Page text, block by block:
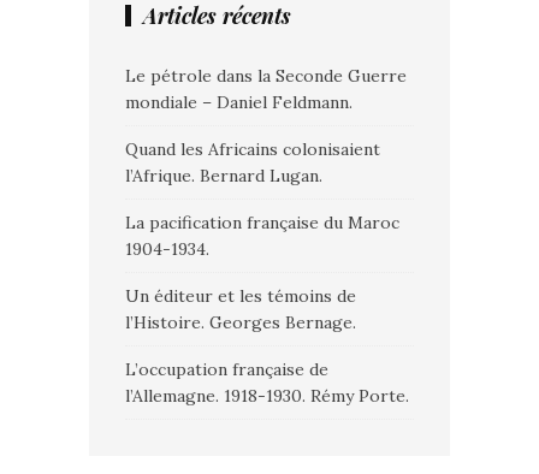
Articles récents
Le pétrole dans la Seconde Guerre
mondiale – Daniel Feldmann.
Quand les Africains colonisaient
l’Afrique. Bernard Lugan.
La pacification française du Maroc
1904-1934.
Un éditeur et les témoins de
l’Histoire. Georges Bernage.
L’occupation française de
l’Allemagne. 1918-1930. Rémy Porte.